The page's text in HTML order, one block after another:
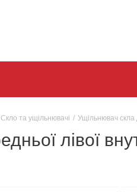
Скло та ущільнювачі / Ущільнювач скла
лівої